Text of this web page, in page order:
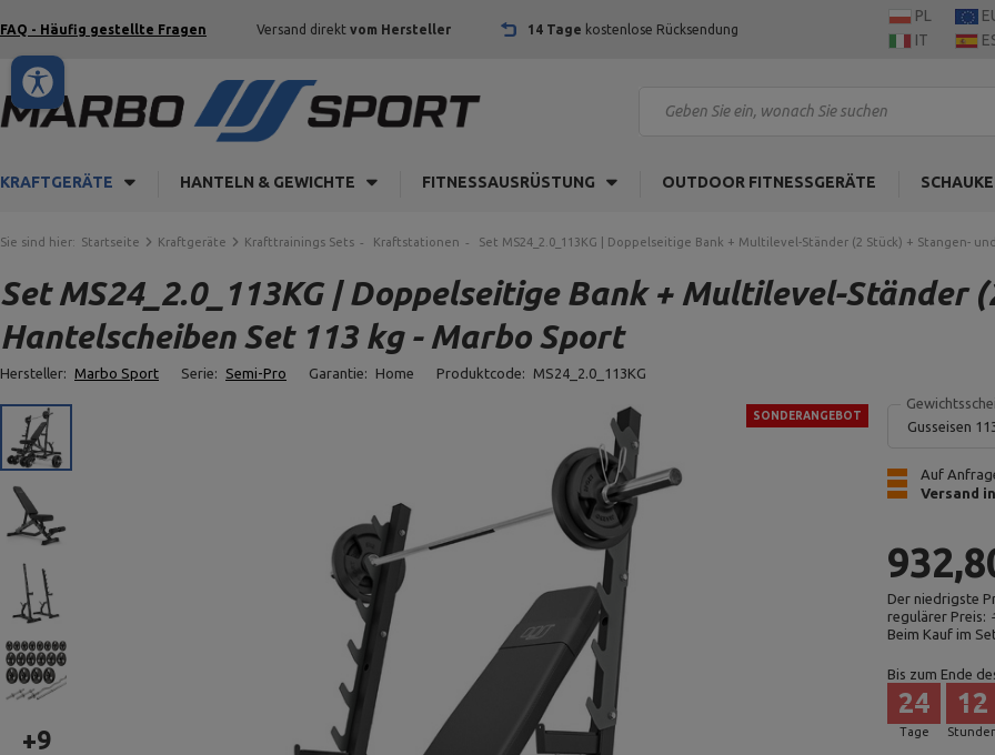
FAQ - Häufig gestellte Fragen Versand direkt vom Hersteller 14 Tage kostenlose Rücksendung
PL
IT
KRAFTGERÄTE HANTELN & GEWICHTE FITNESSAUSRÜSTUNG OUTDOOR FITNESSGERÄTE
Sie sind hier: Startseite Kraftgeräte Krafttrainings Sets Kraftstationen Set MS24_2.0_113KG | Doppelseitige Bank + Multilevel-Ständer (2 Stück) + Stangen-
Set MS24_2.0_113KG | Doppelseitige Bank + Multilevel-Ständer
Hantelscheiben Set 113 kg - Marbo Sport
Hersteller: Marbo Sport Serie: Semi-Pro Garantie: Home Produktcode: MS24_2.0_113KG
+9
SONDERANGEBOT
Gusseisen
Auf
Versand
Der niedrigste
regulärer Preis:
Beim Kauf im
Bis zum Ende
Tage
24 12